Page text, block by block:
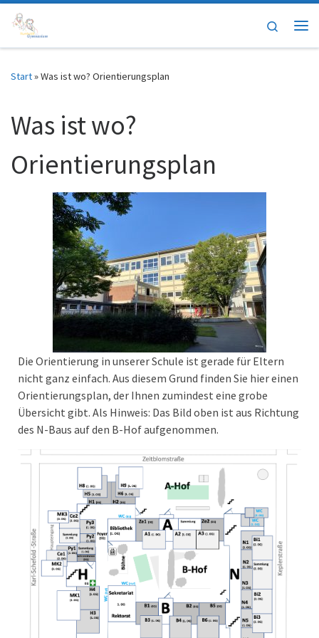
Zum Inhalt springen
Search
Start»Was ist wo? Orientierungsplan
Was ist wo?
Orientierungsplan
Die Orientierung in unserer Schule ist gerade für Eltern
nicht ganz einfach. Aus diesem Grund finden Sie hier einen
Orientierungsplan, der Ihnen zumindest eine grobe
Übersicht gibt. Als Hinweis: Das Bild oben ist aus Richtung
des N-Baus auf den B-Hof aufgenommen.